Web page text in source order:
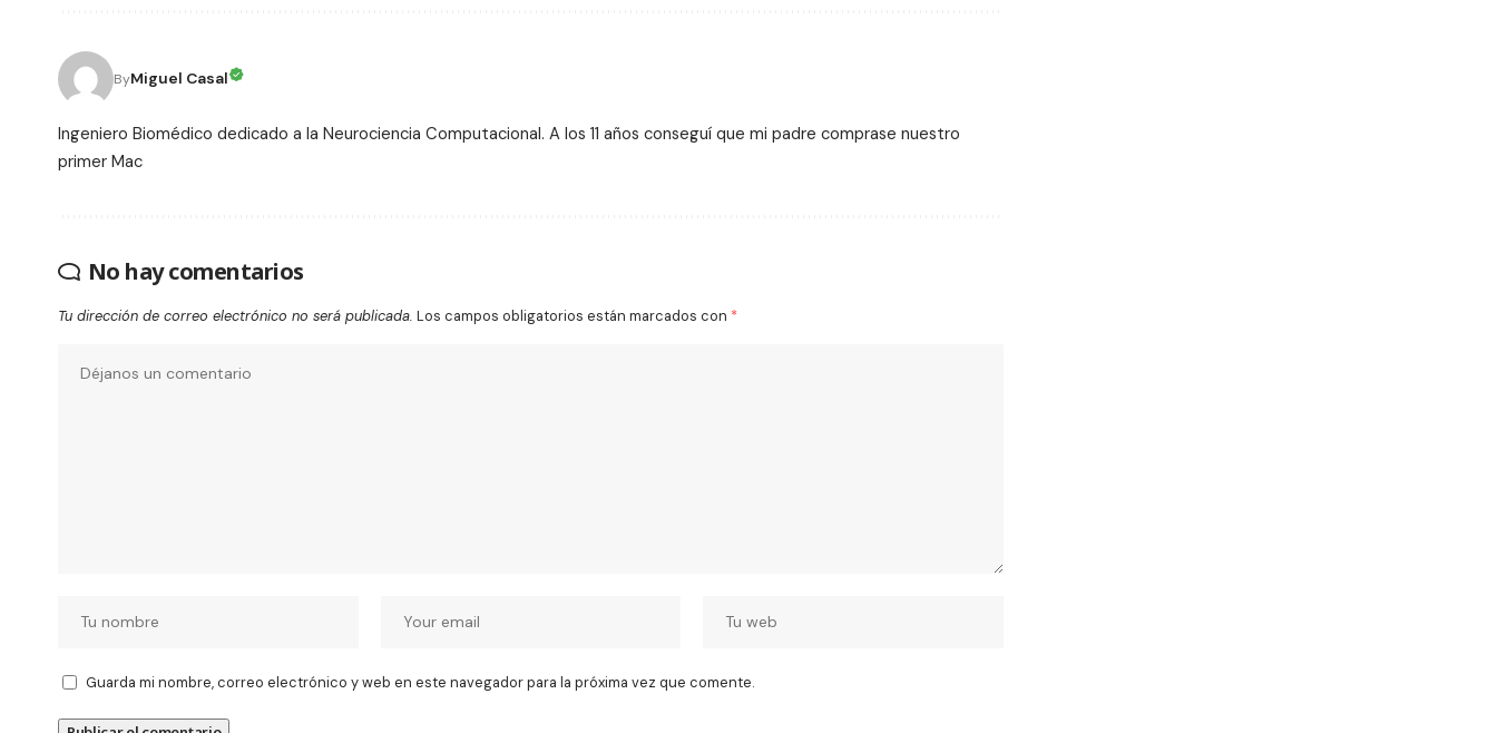
ByMiguel Casal
Ingeniero Biomédico dedicado a la Neurociencia Computacional. A los 11 años conseguí que mi padre comprase nuestro
primer Mac
No hay comentarios
Tu dirección de correo electrónico no será publicada. Los campos obligatorios están marcados con *
Guarda mi nombre, correo electrónico y web en este navegador para la próxima vez que comente.